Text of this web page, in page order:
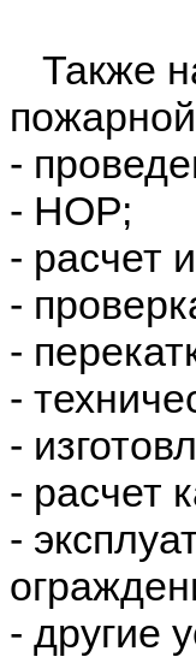
Также
-
- НОР;
- расчет
-
-
-
-
- расчет
-
- другие